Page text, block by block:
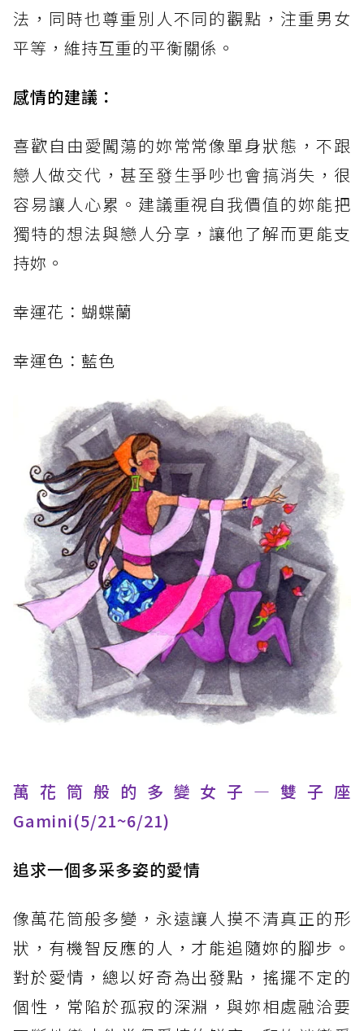
法，同時也尊重別人不同的觀點，注重男女
平等，維持互重的平衡關係。
感情的建議：
喜歡自由愛闖蕩的妳常常像單身狀態，不跟
戀人做交代，甚至發生爭吵也會搞消失，很
容易讓人心累。建議重視自我價值的妳能把
獨特的想法與戀人分享，讓他了解而更能支
持妳。
幸運花：蝴蝶蘭
幸運色：藍色
萬花筒般的多變女子—雙子座
Gamini(5/21~6/21)
追求一個多采多姿的愛情
像萬花筒般多變，永遠讓人摸不清真正的形
狀， 有機智反應的人，才能追隨妳的腳步。
對於愛情，總以好奇為出發點，搖擺不定的
個性，常陷於孤寂的深淵， 與妳相處融洽要